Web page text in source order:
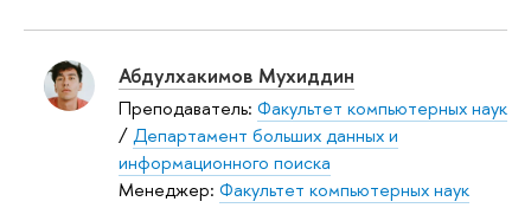
Абдулхакимов Мухиддин
Преподаватель: Факультет компьютерных наук
/Департамент больших данных и
информационного поиска
Менеджер: Факультет компьютерных наук